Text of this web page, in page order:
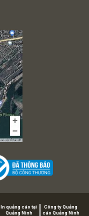
In quảng cáo tại
Quảng Ninh
Công ty Quảng
cáo Quảng Ninh